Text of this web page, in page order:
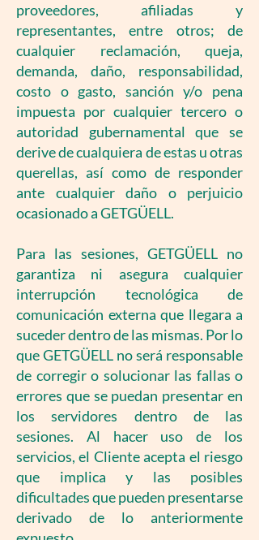
proveedores, afiliadas y
representantes, entre otros; de
cualquier reclamación, queja,
demanda, daño, responsabilidad,
costo o gasto, sanción y/o pena
impuesta por cualquier tercero o
autoridad gubernamental que se
derive de cualquiera de estas u otras
querellas, así como de responder
ante cualquier daño o perjuicio
ocasionado a GETGÜELL.
Para las sesiones, GETGÜELL no
garantiza ni asegura cualquier
interrupción tecnológica de
comunicación externa que llegara a
suceder dentro de las mismas. Por lo
que GETGÜELL no será responsable
de corregir o solucionar las fallas o
errores que se puedan presentar en
los servidores dentro de las
sesiones. Al hacer uso de los
servicios, el Cliente acepta el riesgo
que implica y las posibles
dificultades que pueden presentarse
derivado de lo anteriormente